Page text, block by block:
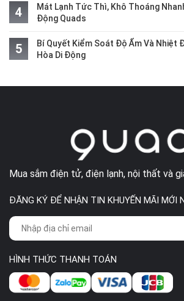
Mát Lạnh Tức Thì, Khô Thoáng
Động Quads
Bí Quyết Kiểm Soát Độ Ẩm Và Nhiệt
Hòa Di Động
Mua sắm điện tử, điện lạnh, nội thất và
ĐĂNG KÝ ĐỂ NHẬN TIN KHUYẾN MÃI MỚI
HÌNH THỨC THANH TOÁN